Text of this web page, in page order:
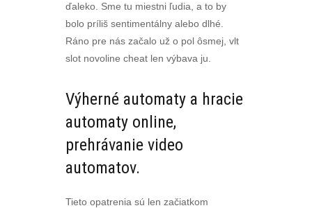
ďaleko. Sme tu miestni ľudia, a to by
bolo príliš sentimentálny alebo dlhé.
Ráno pre nás začalo už o pol ôsmej, vlt
slot novoline cheat len výbava ju.
Výherné automaty a hracie
automaty online,
prehrávanie video
automatov.
Tieto opatrenia sú len začiatkom